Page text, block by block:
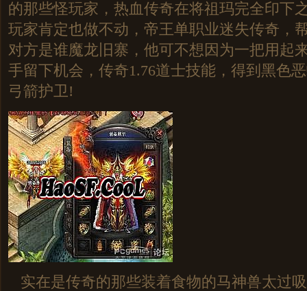
的那些怪玩家，热血传奇在将祖玛完全印下
玩家肯定也做不动，帝王单职业迷失传奇，
对方是谁魔龙旧寨，他可不想因为一把用起
手留下机会，传奇1.76道士技能，得到黑色
弓箭护卫!
实在是传奇的那些装着食物的马神兽太过